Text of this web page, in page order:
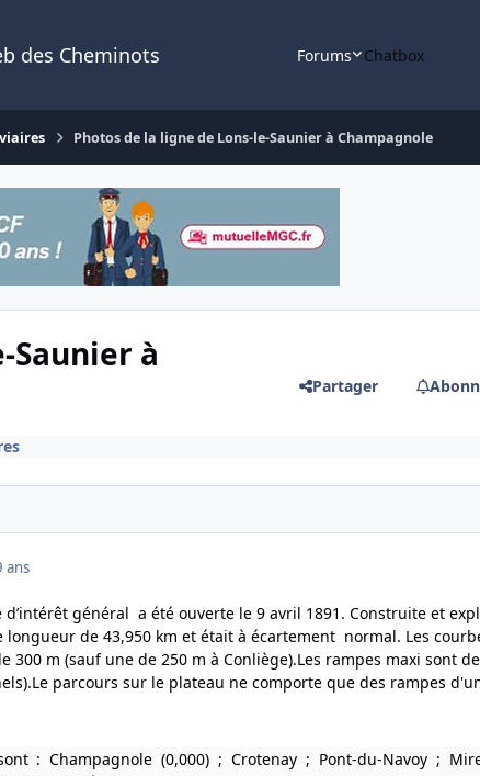
des Cheminots Forums Chatbox
Photos de la ligne de Lons-le-Saunier à Champagnole
Saunier à
Partager
ans
général a été ouverte le 9 avril 1891. Construite et
longueur de 43,950 km et était à écartement normal. Les
300 m (sauf une de 250 m à Conliège).Les rampes maxi sont de
parcours sur le plateau ne comporte que des rampes
: Champagnole (0,000) ; Crotenay ; Pont-du-Navoy ;